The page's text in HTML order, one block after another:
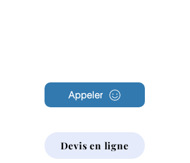
Appeler
Devis en ligne